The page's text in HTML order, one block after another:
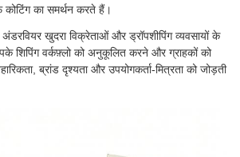
का समर्थन करते हैं।
अंडरवियर खुदरा विक्रेताओं और ड्रॉपशीपिंग व्यवसायों के
शिपिंग वर्कफ़्लो को अनुकूलित करने और ग्राहकों को
ब्रांड दृश्यता और उपयोगकर्ता-मित्रता को जोड़ती